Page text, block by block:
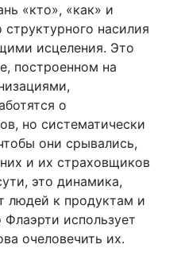
«кто», «как» и
насилия
исцеления. Это
построенном на
о
но систематически
они срывались,
и их страховщиков
это динамика,
людей к продуктам и
использует
очеловечить их.